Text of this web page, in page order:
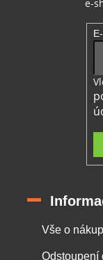
e-
Vše o
Odstoupení